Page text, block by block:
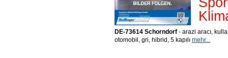
DE-73614 Schorndorf - arazi aracı,
otomobil, gri, hibrid, 5 kapılı mehr...